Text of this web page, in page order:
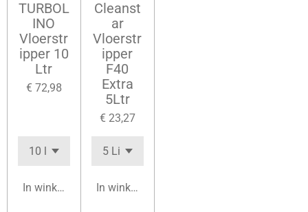
TURBOL
INO
Vloerstr
ipper 10
Ltr
€ 72,98
In winkelwagen
Cleanst
ar
Vloerstr
ipper
F40
Extra
5Ltr
€ 23,27
In winkelwagen